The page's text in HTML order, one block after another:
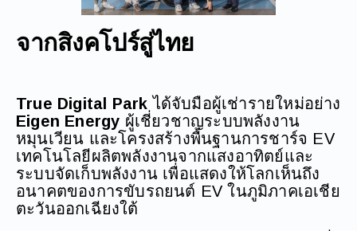
จากสิงคโปร์สู่ไทย
True Digital Park ได้จับมือผู้เช่ารายใหม่อย่าง
Eigen Energy ผู้เชี่ยวชาญระบบพลังงาน
หมุนเวียน และโครงสร้างพื้นฐานการชาร์จ EV
เทคโนโลยีผลิตพลังงานจากแสงอาทิตย์และ
ระบบจัดเก็บพลังงาน เพื่อแสดงให้โลกเห็นถึง
อนาคตของการขับรถยนต์ EV ในภูมิภาคเอเชีย
ตะวันออกเฉียงใต้